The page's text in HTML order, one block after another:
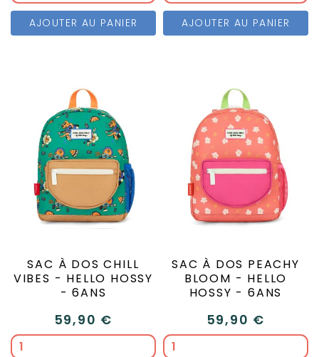
AJOUTER AU PANIER AJOUTER AU PANIER
SAC À DOS CHILL
VIBES - HELLO HOSSY
- 6ANS
59,90 €
SAC À DOS PEACHY
BLOOM - HELLO
HOSSY - 6ANS
59,90 €